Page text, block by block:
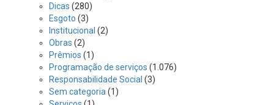
Dicas (280)
Esgoto (3)
Institucional (2)
Obras (2)
Prêmios (1)
Programação de serviços (1.076)
Responsabilidade Social (3)
Sem categoria (1)